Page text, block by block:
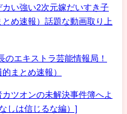
い強い2次元嫁だいすき子
め速報）話題な動画取り上
エキストラ芸能情報局！
まとめ速報）
ツオンの未解決事件簿へよ
しは信じるな編）]